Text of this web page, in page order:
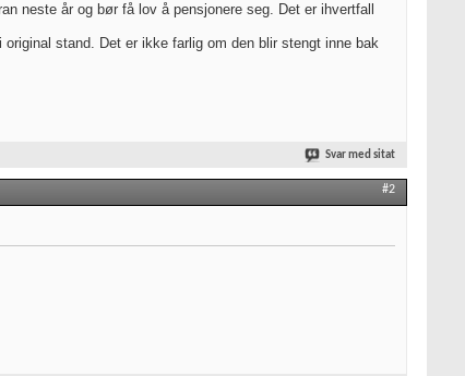
neste år og bør få lov å pensjonere seg. Det er ihvertfall
stand. Det er ikke farlig om den blir stengt inne bak
Svar med sitat
#2